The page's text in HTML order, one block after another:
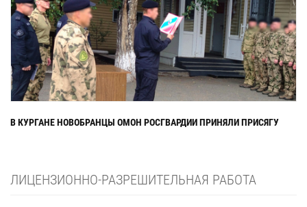
В КУРГАНЕ НОВОБРАНЦЫ ОМОН РОСГВАРДИИ ПРИНЯЛИ ПРИСЯГУ
ЛИЦЕНЗИОННО-РАЗРЕШИТЕЛЬНАЯ РАБОТА